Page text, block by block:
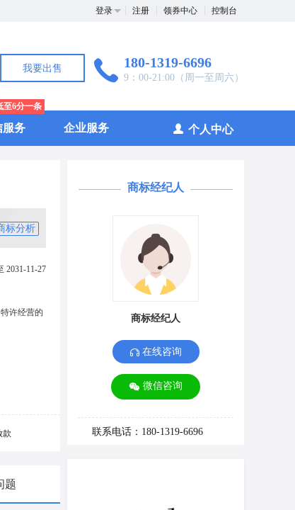
登录 注册 领券中心 控制台
我要出售 180-1319-6696
9：00-21:00（周一至周六）
服务
至6分一条
企业服务 个人中心
标分析
2031-11-27
许经营的
款
题
商标经纪人
商标经纪人
在线咨询
微信咨询
联系电话：180-1319-6696